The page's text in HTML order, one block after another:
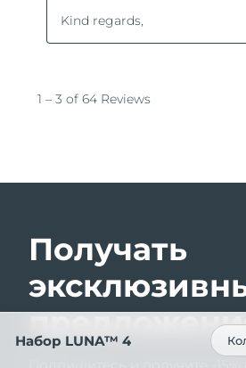
Получать
Набор LUNA™ 4